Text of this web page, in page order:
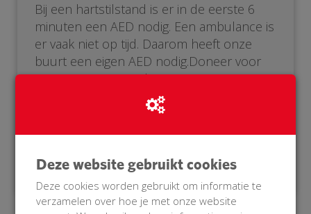
Bij een hartstilstand is er in de eerste 6
minuten een AED nodig. Een ambulance is
er vaak niet op tijd. Daarom heeft onze
buurt een eigen AED nodig.Doneer voor
onze BuurtAED! Help je mee?. IK maar
misschien ook meerdere zijn in het bezit
van een AED diploma waardoor we des te
sneller mensen kunnen redden.
Deze website gebruikt cookies
Deze cookies worden gebruikt om informatie te
verzamelen over hoe je met onze website